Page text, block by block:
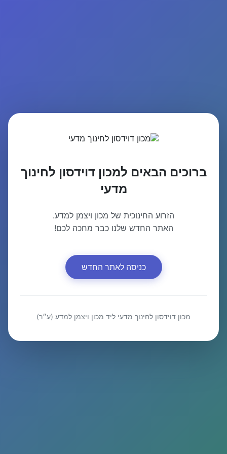
ברוכים הבאים למכון דוידסון לחינוך
מדעי
הזרוע החינוכית של מכון ויצמן למדע.
האתר החדש שלנו כבר מחכה לכם!
כניסה לאתר החדש
מכון דוידסון לחינוך מדעי ליד מכון ויצמן למדע (ע״ר)